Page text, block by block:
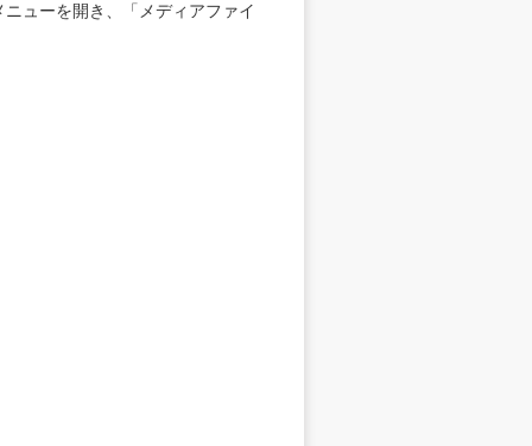
ューを開き、「メディアファイ